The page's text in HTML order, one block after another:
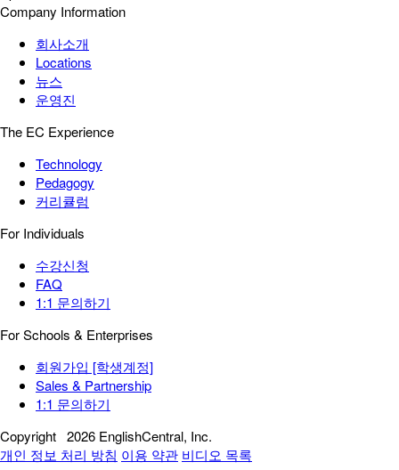
Company Information
회사소개
Locations
뉴스
운영진
The EC Experience
Technology
Pedagogy
커리큘럼
For Individuals
수강신청
FAQ
1:1 문의하기
For Schools & Enterprises
회원가입 [학생계정]
Sales & Partnership
1:1 문의하기
Copyright 2026 EnglishCentral, Inc.
개인 정보 처리 방침 이용 약관 비디오 목록